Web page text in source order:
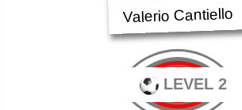
Valerio Cantiello
LEVEL 2